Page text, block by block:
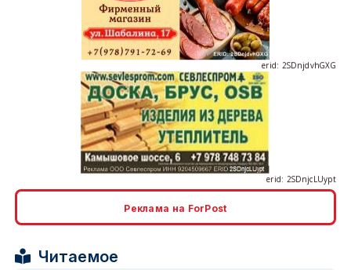
erid: 2SDnjdvhGXG
Реклама на ForPost
Читаемое